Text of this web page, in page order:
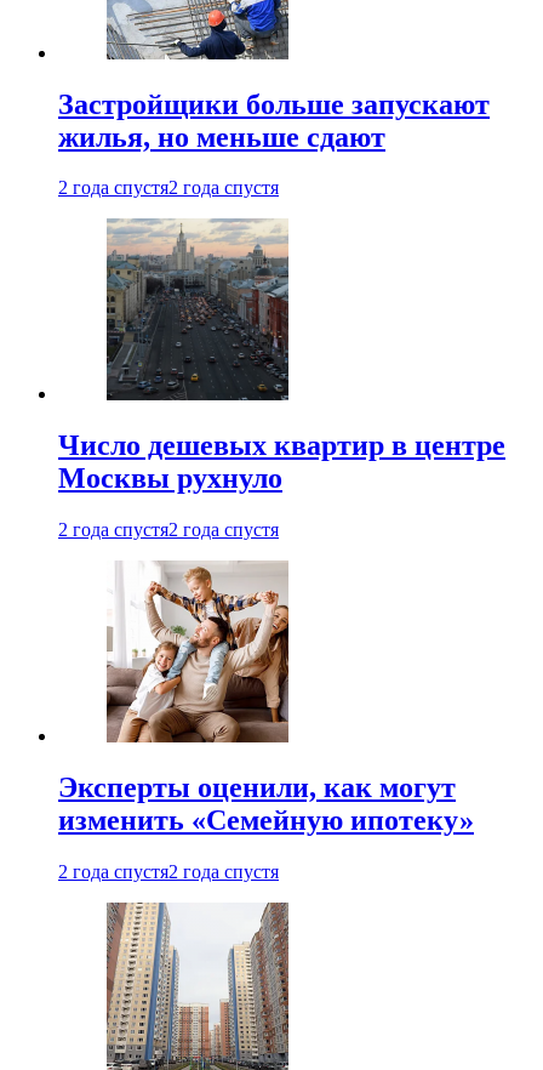
Застройщики больше запускают
жилья, но меньше сдают
2 года спустя2 года спустя
Число дешевых квартир в центре
Москвы рухнуло
2 года спустя2 года спустя
Эксперты оценили, как могут
изменить «Семейную ипотеку»
2 года спустя2 года спустя